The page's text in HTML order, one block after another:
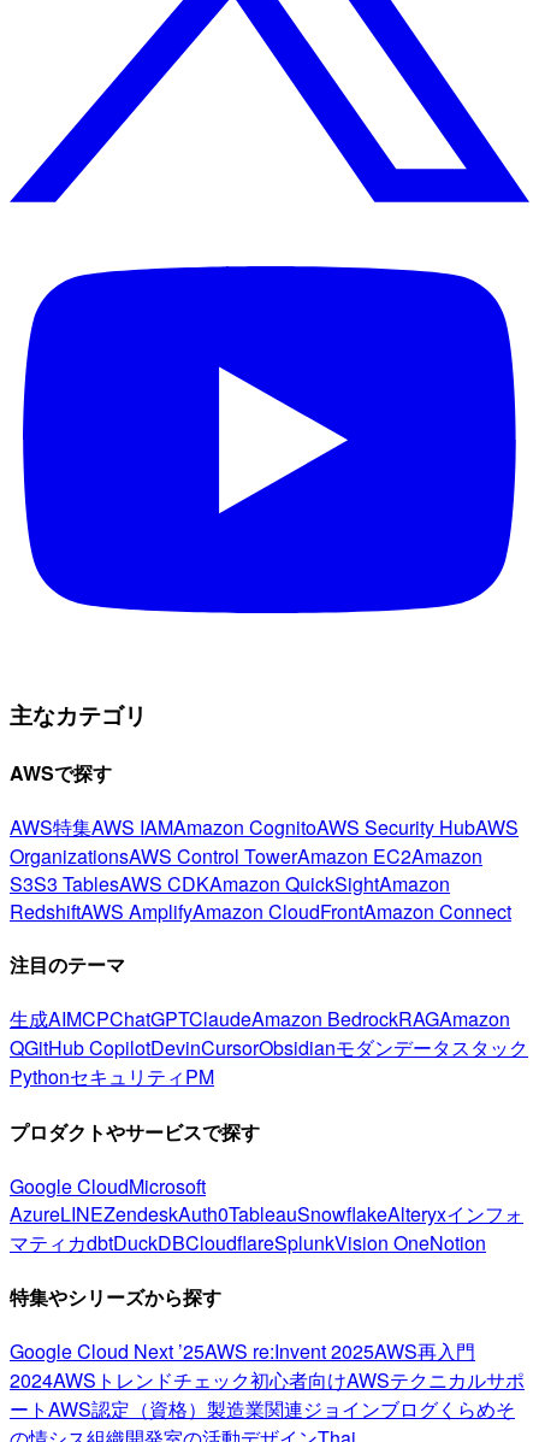
主なカテゴリ
AWSで探す
AWS特集AWS IAMAmazon CognitoAWS Security HubAWS
OrganizationsAWS Control TowerAmazon EC2Amazon
S3S3 TablesAWS CDKAmazon QuickSightAmazon
RedshiftAWS AmplifyAmazon CloudFrontAmazon Connect
注目のテーマ
生成AIMCPChatGPTClaudeAmazon BedrockRAGAmazon
QGitHub CopilotDevinCursorObsidianモダンデータスタック
PythonセキュリティPM
プロダクトやサービスで探す
Google CloudMicrosoft
AzureLINEZendeskAuth0TableauSnowflakeAlteryxインフォ
マティカdbtDuckDBCloudflareSplunkVision OneNotion
特集やシリーズから探す
Google Cloud Next ’25AWS re:Invent 2025AWS再入門
2024AWSトレンドチェック初心者向けAWSテクニカルサポ
ートAWS認定（資格） 製造業関連ジョインブログくらめそ